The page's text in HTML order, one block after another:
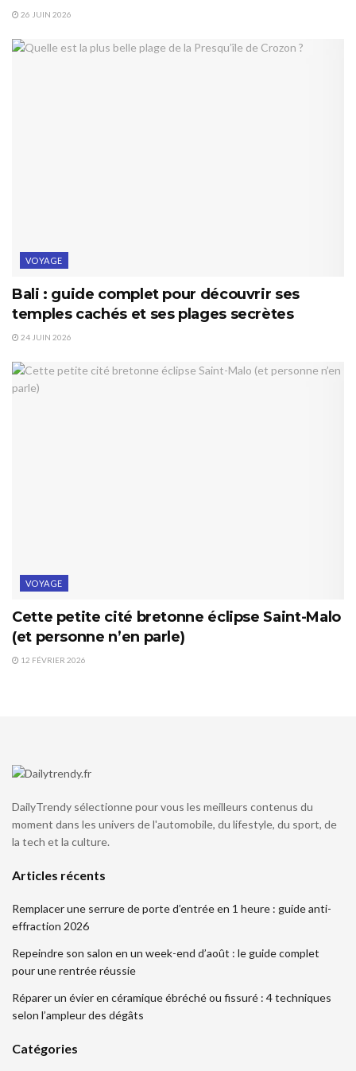
26 JUIN 2026
VOYAGE
Bali : guide complet pour découvrir ses
temples cachés et ses plages secrètes
24 JUIN 2026
VOYAGE
Cette petite cité bretonne éclipse Saint-Malo
(et personne n’en parle)
12 FÉVRIER 2026
DailyTrendy sélectionne pour vous les meilleurs contenus du
moment dans les univers de l'automobile, du lifestyle, du sport, de
la tech et la culture.
Articles récents
Remplacer une serrure de porte d’entrée en 1 heure : guide anti-
effraction 2026
Repeindre son salon en un week-end d’août : le guide complet
pour une rentrée réussie
Réparer un évier en céramique ébréché ou fissuré : 4 techniques
selon l’ampleur des dégâts
Catégories